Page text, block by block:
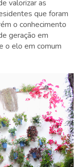
valorizar as
que foram
o conhecimento
geração em
o elo em comum